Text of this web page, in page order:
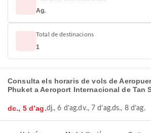
Ag.
Total de destinacions
1
Consulta els horaris de vols de
Phuket a Aeroport Internacional de Tan
dc., 5 d’ag.dj., 6 d’ag.dv., 7 d’ag.ds., 8 d’ag.